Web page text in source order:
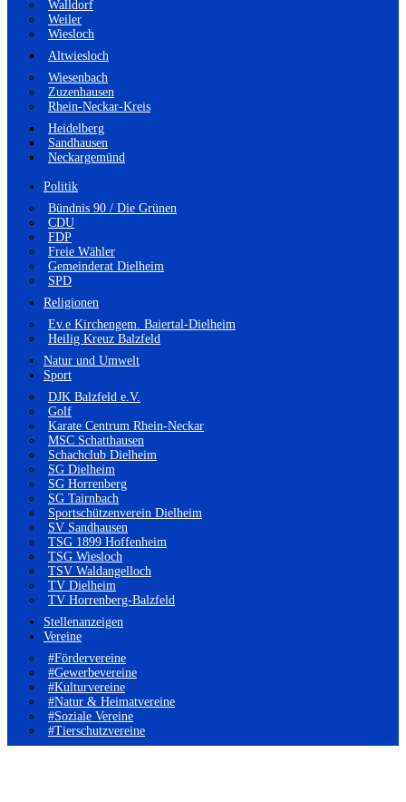
Walldorf
Weiler
Wiesloch
Altwiesloch
Wiesenbach
Zuzenhausen
Rhein-Neckar-Kreis
Heidelberg
Sandhausen
Neckargemünd
Politik
Bündnis 90 / Die Grünen
CDU
FDP
Freie Wähler
Gemeinderat Dielheim
SPD
Religionen
Ev.e Kirchengem. Baiertal-Dielheim
Heilig Kreuz Balzfeld
Natur und Umwelt
Sport
DJK Balzfeld e.V.
Golf
Karate Centrum Rhein-Neckar
MSC Schatthausen
Schachclub Dielheim
SG Dielheim
SG Horrenberg
SG Tairnbach
Sportschützenverein Dielheim
SV Sandhausen
TSG 1899 Hoffenheim
TSG Wiesloch
TSV Waldangelloch
TV Dielheim
TV Horrenberg-Balzfeld
Stellenanzeigen
Vereine
#Fördervereine
#Gewerbevereine
#Kulturvereine
#Natur & Heimatvereine
#Soziale Vereine
#Tierschutzvereine